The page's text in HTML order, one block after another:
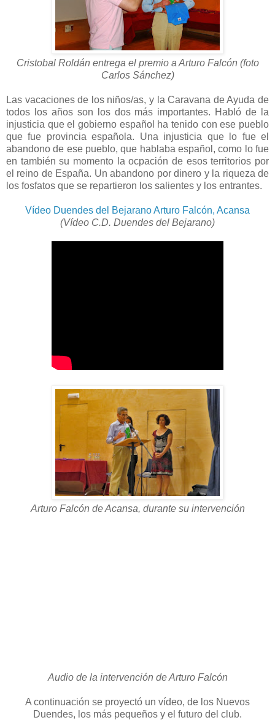
Cristobal Roldán entrega el premio a Arturo Falcón (foto
Carlos Sánchez)
Las vacaciones de los niños/as, y la Caravana de Ayuda de
todos los años son los dos más importantes. Habló de la
injusticia que el gobierno español ha tenido con ese pueblo
que fue provincia española. Una injusticia que lo fue el
abandono de ese pueblo, que hablaba español, como lo fue
en también su momento la ocpación de esos territorios por
el reino de España. Un abandono por dinero y la riqueza de
los fosfatos que se repartieron los salientes y los entrantes.
Vídeo Duendes del Bejarano Arturo Falcón, Acansa
(Vídeo C.D. Duendes del Bejarano)
Arturo Falcón de Acansa, durante su intervención
Audio de la intervención de Arturo Falcón
A continuación se proyectó un vídeo, de los Nuevos
Duendes, los más pequeños y el futuro del club.